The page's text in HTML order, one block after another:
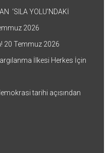
‘SILA YOLU’NDAKİ
2026
20 Temmuz 2026
İlkesi Herkes İçin
tarihi açısından